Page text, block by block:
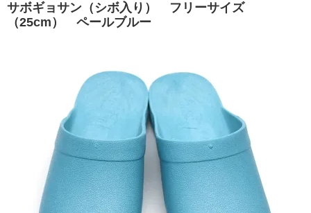
サボギョサン（シボ入り） フリーサイズ
（25cm） ペールブルー